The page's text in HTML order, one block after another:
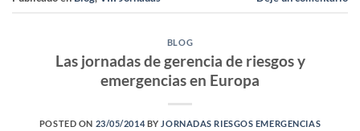
BLOG
Las jornadas de gerencia de riesgos y
emergencias en Europa
POSTED ON 23/05/2014 BY JORNADAS RIESGOS EMERGENCIAS